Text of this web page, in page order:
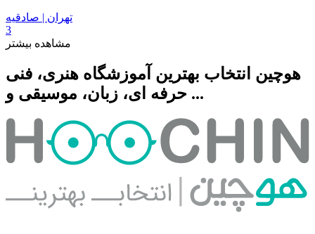
تهران | صادقیه
3
مشاهده بیشتر
هوچین انتخاب بهترین آموزشگاه هنری، فنی
حرفه ای، زبان، موسیقی و ...